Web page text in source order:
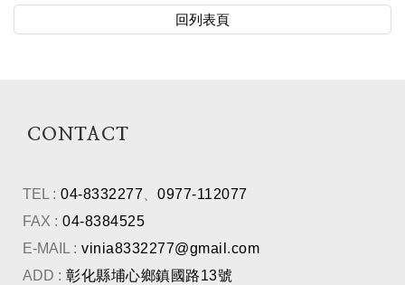
回列表頁
CONTACT
TEL : 04-8332277
0977-112077
FAX : 04-8384525
E-MAIL : vinia8332277@gmail.com
ADD : 彰化縣埔心鄉鎮國路13號